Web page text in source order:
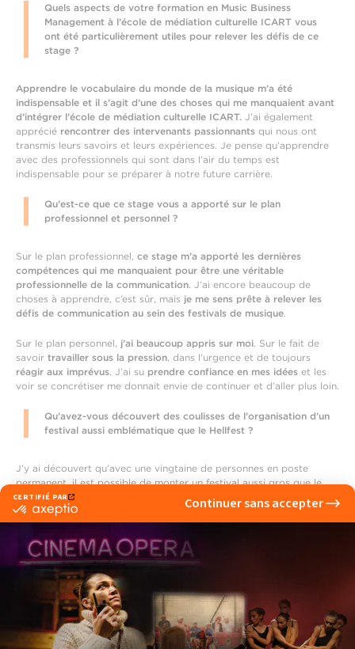
Quels aspects de votre formation en Music Business
Management à l’école de médiation culturelle ICART vous
ont été particulièrement utiles pour relever les défis de ce
stage ?
Apprendre le vocabulaire du monde de la musique m’a été
indispensable et il s’agit d’une des choses qui me manquaient avant
d’intégrer l’école de médiation culturelle ICART. J’ai également
apprécié rencontrer des intervenants passionnants qui nous ont
transmis leurs savoirs et leurs expériences. Je pense qu’apprendre
avec des professionnels qui sont dans l’air du temps est
indispensable pour se préparer à notre future carrière.
Qu’est-ce que ce stage vous a apporté sur le plan
professionnel et personnel ?
Sur le plan professionnel, ce stage m’a apporté les dernières
compétences qui me manquaient pour être une véritable
professionnelle de la communication. J’ai encore beaucoup de
choses à apprendre, c’est sûr, mais je me sens prête à relever les
défis de communication au sein des festivals de musique.
Sur le plan personnel, j’ai beaucoup appris sur moi. Sur le fait de
savoir travailler sous la pression, dans l’urgence et de toujours
réagir aux imprévus. J’ai su prendre confiance en mes idées et les
voir se concrétiser me donnait envie de continuer et d’aller plus loin.
Qu’avez-vous découvert des coulisses de l’organisation d’un
festival aussi emblématique que le Hellfest ?
J’y ai découvert qu’avec une vingtaine de personnes en poste
permanent, il est possible de monter un festival aussi gros que le
Hellfest.Tant qu’il y a des personnes compétentes et passionnées
par leur travail, tout est possible
. J’y ai égalementdécouvert un
nombre incalculable de métiers que je ne connaissais paset qui sont
indispensables à la renommée et au fonctionnement d’un festival
aussi emblématique que le Hellfest.
Quel conseil donneriez-vous à un(e) étudiant(e) qui rêve de
travailler dans l'univers des festivals ou de la musique live ?
Il n’est jamais trop tard pour apprendre.Je suis arrivée en 5e année